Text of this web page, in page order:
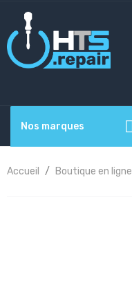
Nos marques
Accueil Boutique en ligne